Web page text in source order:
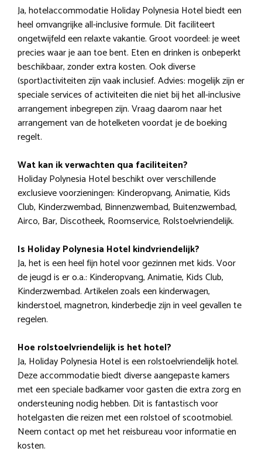
Ja, hotelaccommodatie Holiday Polynesia Hotel biedt een
heel omvangrijke all-inclusive formule. Dit faciliteert
ongetwijfeld een relaxte vakantie. Groot voordeel: je weet
precies waar je aan toe bent. Eten en drinken is onbeperkt
beschikbaar, zonder extra kosten. Ook diverse
(sport)activiteiten zijn vaak inclusief. Advies: mogelijk zijn er
speciale services of activiteiten die niet bij het all-inclusive
arrangement inbegrepen zijn. Vraag daarom naar het
arrangement van de hotelketen voordat je de boeking
regelt.
Wat kan ik verwachten qua faciliteiten?
Holiday Polynesia Hotel beschikt over verschillende
exclusieve voorzieningen: Kinderopvang, Animatie, Kids
Club, Kinderzwembad, Binnenzwembad, Buitenzwembad,
Airco, Bar, Discotheek, Roomservice, Rolstoelvriendelijk.
Is Holiday Polynesia Hotel kindvriendelijk?
Ja, het is een heel fijn hotel voor gezinnen met kids. Voor
de jeugd is er o.a.: Kinderopvang, Animatie, Kids Club,
Kinderzwembad. Artikelen zoals een kinderwagen,
kinderstoel, magnetron, kinderbedje zijn in veel gevallen te
regelen.
Hoe rolstoelvriendelijk is het hotel?
Ja, Holiday Polynesia Hotel is een rolstoelvriendelijk hotel.
Deze accommodatie biedt diverse aangepaste kamers
met een speciale badkamer voor gasten die extra zorg en
ondersteuning nodig hebben. Dit is fantastisch voor
hotelgasten die reizen met een rolstoel of scootmobiel.
Neem contact op met het reisbureau voor informatie en
kosten.